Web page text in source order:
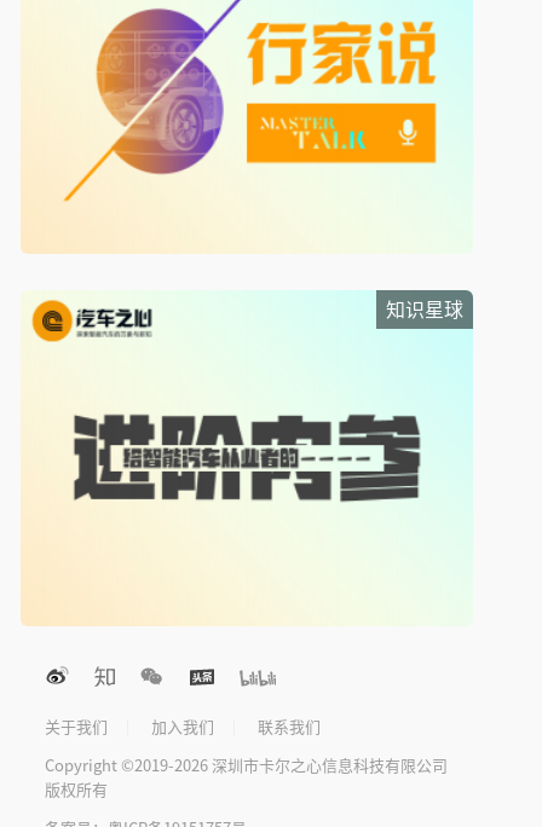
阿维塔07L开启预售24.99万元起
17天前
WAICA 正式启航：打破全球 AI 学术版图，上海迎来
关键拼图
17天前
"四张王牌"破局10万级市场，零跑全新B01和B10正
智驾兑现时代，启境GT7首搭华为乾崑智驾ADS 5先
交了卷
20天前
新手户外如何通关？余承东实测享界G9：一键蠕行
22天前
吉利银河A7 EM刷新吉尼斯世界纪录
27天前
知识星球
关于我们 加入我们 联系我们
Copyright ©2019-2026 深圳市卡尔之心信息科技有限公司
版权所有